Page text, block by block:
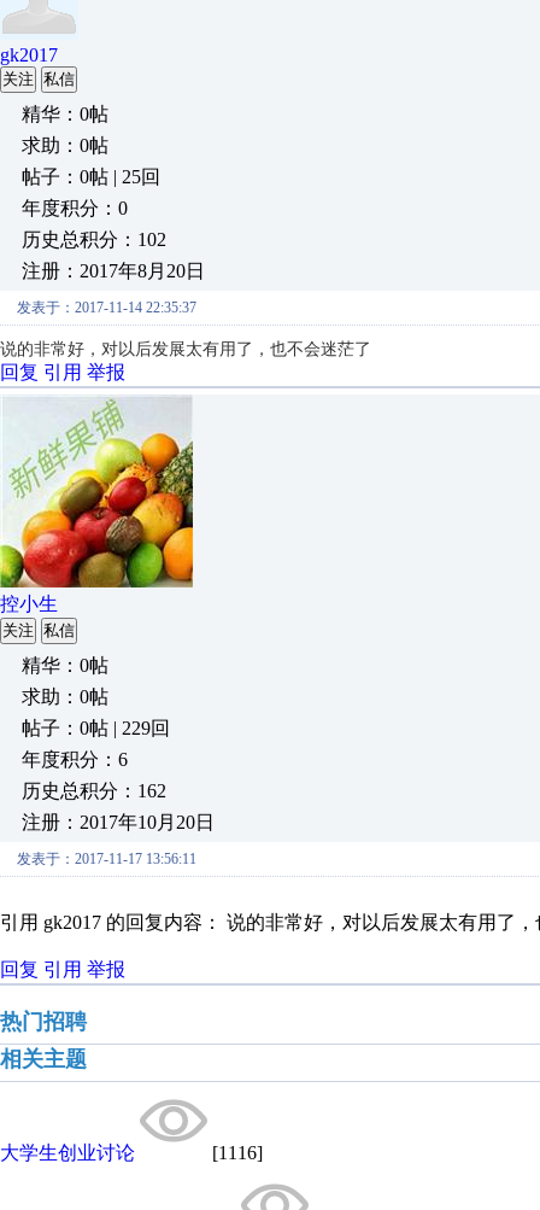
gk2017
关注 私信
精华：0帖
求助：0帖
帖子：0帖 | 25回
年度积分：0
历史总积分：102
注册：2017年8月20日
发表于：2017-11-14 22:35:37
说的非常好，对以后发展太有用了，也不会迷茫了
回复 引用 举报
控小生
关注 私信
精华：0帖
求助：0帖
帖子：0帖 | 229回
年度积分：6
历史总积分：162
注册：2017年10月20日
发表于：2017-11-17 13:56:11
引用 gk2017 的回复内容： 说的非常好，对以后发展太有用了
回复 引用 举报
热门招聘
相关主题
大学生创业讨论 [1116]